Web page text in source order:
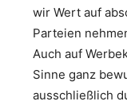
wir Wert auf
Parteien
Auch auf
Sinne ganz
ausschließlich